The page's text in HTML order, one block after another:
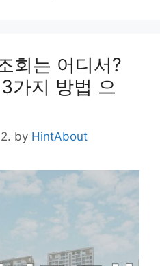
회는 어디서?
가지 방법 으
by HintAbout